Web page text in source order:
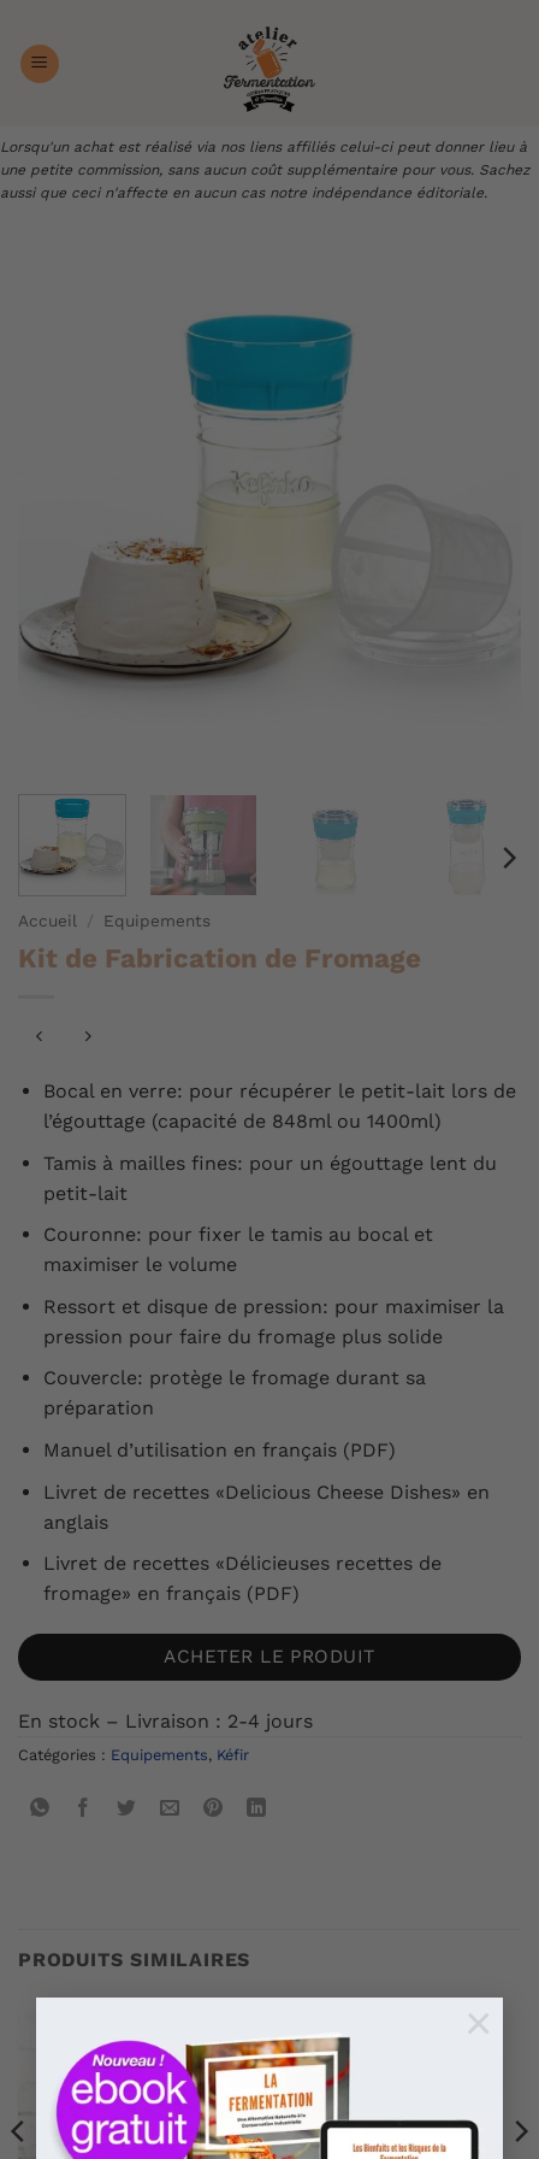
×
contenu
Lorsqu'un achat est réalisé via nos liens affiliés celui-ci peut donner lieu à
une petite commission, sans aucun coût supplémentaire pour vous. Sachez
aussi que ceci n'affecte en aucun cas notre indépendance éditoriale.
Accueil / Equipements
Kit de Fabrication de Fromage
Bocal en verre: pour récupérer le petit-lait lors de
l’égouttage (capacité de 848ml ou 1400ml)
Tamis à mailles fines: pour un égouttage lent du
petit-lait
Couronne: pour fixer le tamis au bocal et
maximiser le volume
Ressort et disque de pression: pour maximiser la
pression pour faire du fromage plus solide
Couvercle: protège le fromage durant sa
préparation
Manuel d’utilisation en français (PDF)
Livret de recettes «Delicious Cheese Dishes» en
anglais
Livret de recettes «Délicieuses recettes de
fromage» en français (PDF)
ACHETER LE PRODUIT
En stock – Livraison : 2-4 jours
Catégories : Equipements, Kéfir
PRODUITS SIMILAIRES